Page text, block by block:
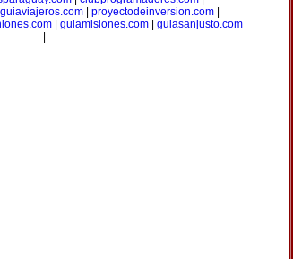
guiaviajeros.com proyectodeinversion.com
guiamisiones.com
guiasanjusto.com